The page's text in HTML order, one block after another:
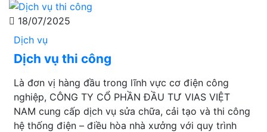
18/07/2025
Dịch vụ
Dịch vụ thi công
Là đơn vị hàng đầu trong lĩnh vực cơ điện công
nghiệp, CÔNG TY CỔ PHẦN ĐẦU TƯ VIAS VIỆT
NAM cung cấp dịch vụ sửa chữa, cải tạo và thi công
hệ thống điện – điều hòa nhà xưởng với quy trình